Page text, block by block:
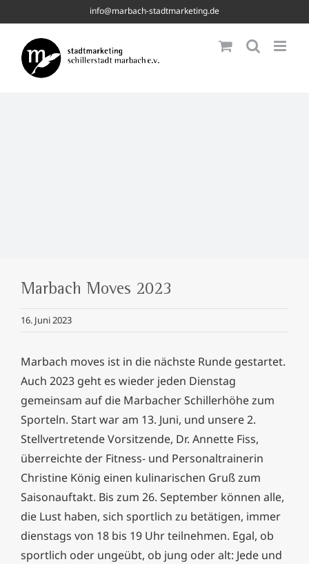
to
content
info@marbach-stadtmarketing.de
Marbach Moves 2023
16. Juni 2023
Marbach moves ist in die nächste Runde gestartet.
Auch 2023 geht es wieder jeden Dienstag
gemeinsam auf die Marbacher Schillerhöhe zum
Sporteln. Start war am 13. Juni, und unsere 2.
Stellvertretende Vorsitzende, Dr. Annette Fiss,
überreichte der Fitness- und Personaltrainerin
Christine König einen kulinarischen Gruß zum
Saisonauftakt. Bis zum 26. September können alle,
die Lust haben, sich sportlich zu betätigen, immer
dienstags von 18 bis 19 Uhr teilnehmen. Egal, ob
sportlich oder ungeübt, ob jung oder alt: Jede und